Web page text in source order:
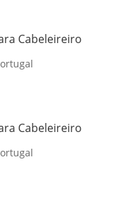
Cabeleireiro
Cabeleireiro